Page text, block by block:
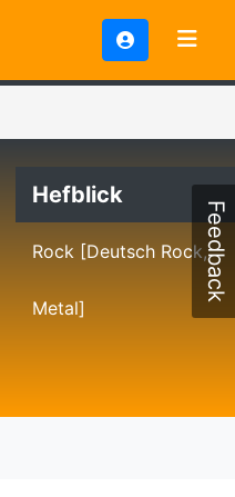
Hefblick
Rock [Deutsch Rock,
Metal]
Feedback